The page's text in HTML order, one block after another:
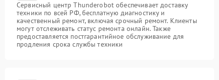
Сервисный центр Thunderobot обеспечивает доставку
техники по всей РФ, бесплатную диагностику и
качественный ремонт, включая срочный ремонт. Клиенты
могут отслеживать статус ремонта онлайн. Также
предоставляется постгарантийное обслуживание для
продления срока службы техники